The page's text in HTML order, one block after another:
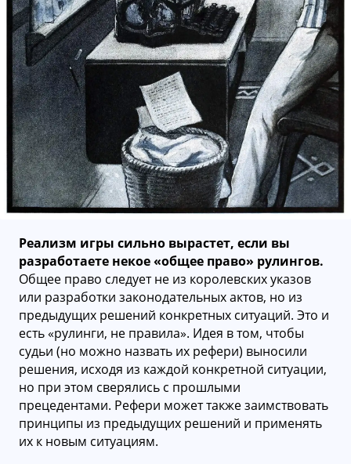
Реализм игры сильно вырастет, если вы
разработаете некое «общее право» рулингов.
Общее право следует не из королевских указов
или разработки законодательных актов, но из
предыдущих решений конкретных ситуаций. Это и
есть «рулинги, не правила». Идея в том, чтобы
судьи (но можно назвать их рефери) выносили
решения, исходя из каждой конкретной ситуации,
но при этом сверялись с прошлыми
прецедентами. Рефери может также заимствовать
принципы из предыдущих решений и применять
их к новым ситуациям.